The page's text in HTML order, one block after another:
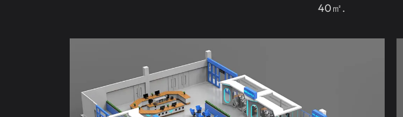
40㎡.